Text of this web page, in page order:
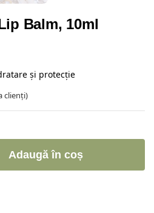
Balm, 10ml
și protecție
clienți)
Adaugă în coș